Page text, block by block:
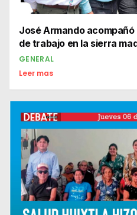
José Armando
de trabajo en la sierra
GENERAL
Leer mas